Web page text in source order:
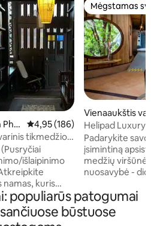
Vidutinis įvertinimas: 4,95 iš 5,
4,95 (186)
tikmedžio
centre
išlaipinimo
namas, kuris
požiūriu)
min.
Mėgstamas
Mėgstamas
Vienaaukštis
este Tambon Su
Helipad Luxury
Padarykite savo
įsimintiną
medžių
nuosavybė -
aukštai nuo
sraigtasparniu
Įsikūręs
populiarūs patogumai
būstuose